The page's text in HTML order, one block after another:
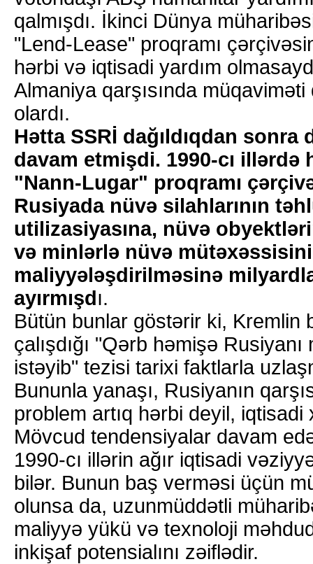
qalmışdı. İkinci Dünya
"Lend-Lease" proqramı
hərbi və iqtisadi yardım
Almaniya qarşısında
olardı.
Hətta SSRİ dağıldıqdan sonra
davam etmişdi. 1990-cı illərdə
"Nann-Lugar" proqramı
Rusiyada nüvə silahlarının
utilizasiyasına, nüvə
və minlərlə nüvə
maliyyələşdirilməsinə
ayırmışdı.
Bütün bunlar göstərir ki, Kremlin
çalışdığı "Qərb həmişə
istəyib" tezisi tarixi faktlarla
Bununla yanaşı, Rusiyanın
problem artıq hərbi deyil, iqtisadi
Mövcud tendensiyalar davam
1990-cı illərin ağır iqtisadi
bilər. Bunun baş verməsi üçün
olunsa da, uzunmüddətli
maliyyə yükü və texnoloji
inkişaf potensialını zəiflədir.